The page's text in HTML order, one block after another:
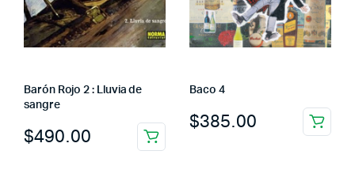
Barón Rojo 2 : Lluvia de
sangre
$490.00
Baco 4
$385.00